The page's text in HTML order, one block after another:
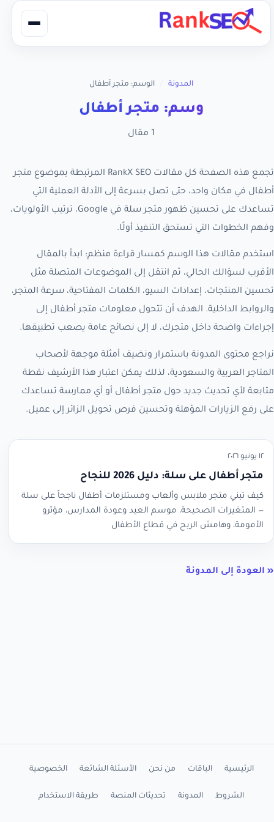
المدونة الوسم: متجر أطفال
وسم: متجر أطفال
1 مقال
تجمع هذه الصفحة كل مقالات RankX SEO المرتبطة بموضوع متجر
أطفال في مكان واحد، حتى تصل بسرعة إلى الأدلة العملية التي
تساعدك على تحسين ظهور متجر سلة في Google، ترتيب الأولويات،
وفهم الخطوات التي تستحق التنفيذ أولًا.
استخدم مقالات هذا الوسم كمسار قراءة منظم: ابدأ بالمقال
الأقرب لسؤالك الحالي، ثم انتقل إلى الموضوعات المتصلة مثل
تحسين المنتجات، إعدادات السيو، الكلمات المفتاحية، سرعة المتجر،
والروابط الداخلية. الهدف أن تتحول معلومات متجر أطفال إلى
إجراءات واضحة داخل متجرك، لا إلى نصائح عامة يصعب تطبيقها.
نراجع محتوى المدونة باستمرار ونضيف أمثلة موجهة لأصحاب
المتاجر العربية والسعودية، لذلك يمكن اعتبار هذا الأرشيف نقطة
متابعة لأي تحديث جديد حول متجر أطفال أو أي ممارسة تساعدك
على رفع الزيارات المؤهلة وتحسين فرص تحويل الزائر إلى عميل.
١٢ يونيو ٢٠٢٦
متجر أطفال على سلة: دليل 2026 للنجاح
كيف تبني متجر ملابس وألعاب ومستلزمات أطفال ناجحاً على سلة
— المتغيرات الصحيحة، موسم العيد وعودة المدارس، مؤثرو
الأمومة، وهامش الربح في قطاع الأطفال
« العودة إلى المدونة
الرئيسية الباقات من نحن الأسئلة الشائعة الخصوصية
الشروط المدونة تحديثات المنصة طريقة الاستخدام